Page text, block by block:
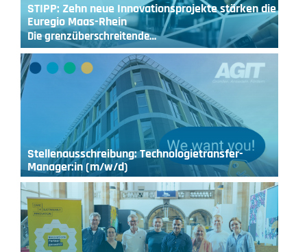
STIPP: Zehn neue Innovationsprojekte stärken die
Euregio Maas-Rhein
Die grenzüberschreitende…
Stellenausschreibung: Technologietransfer-
Manager:in (m/w/d)